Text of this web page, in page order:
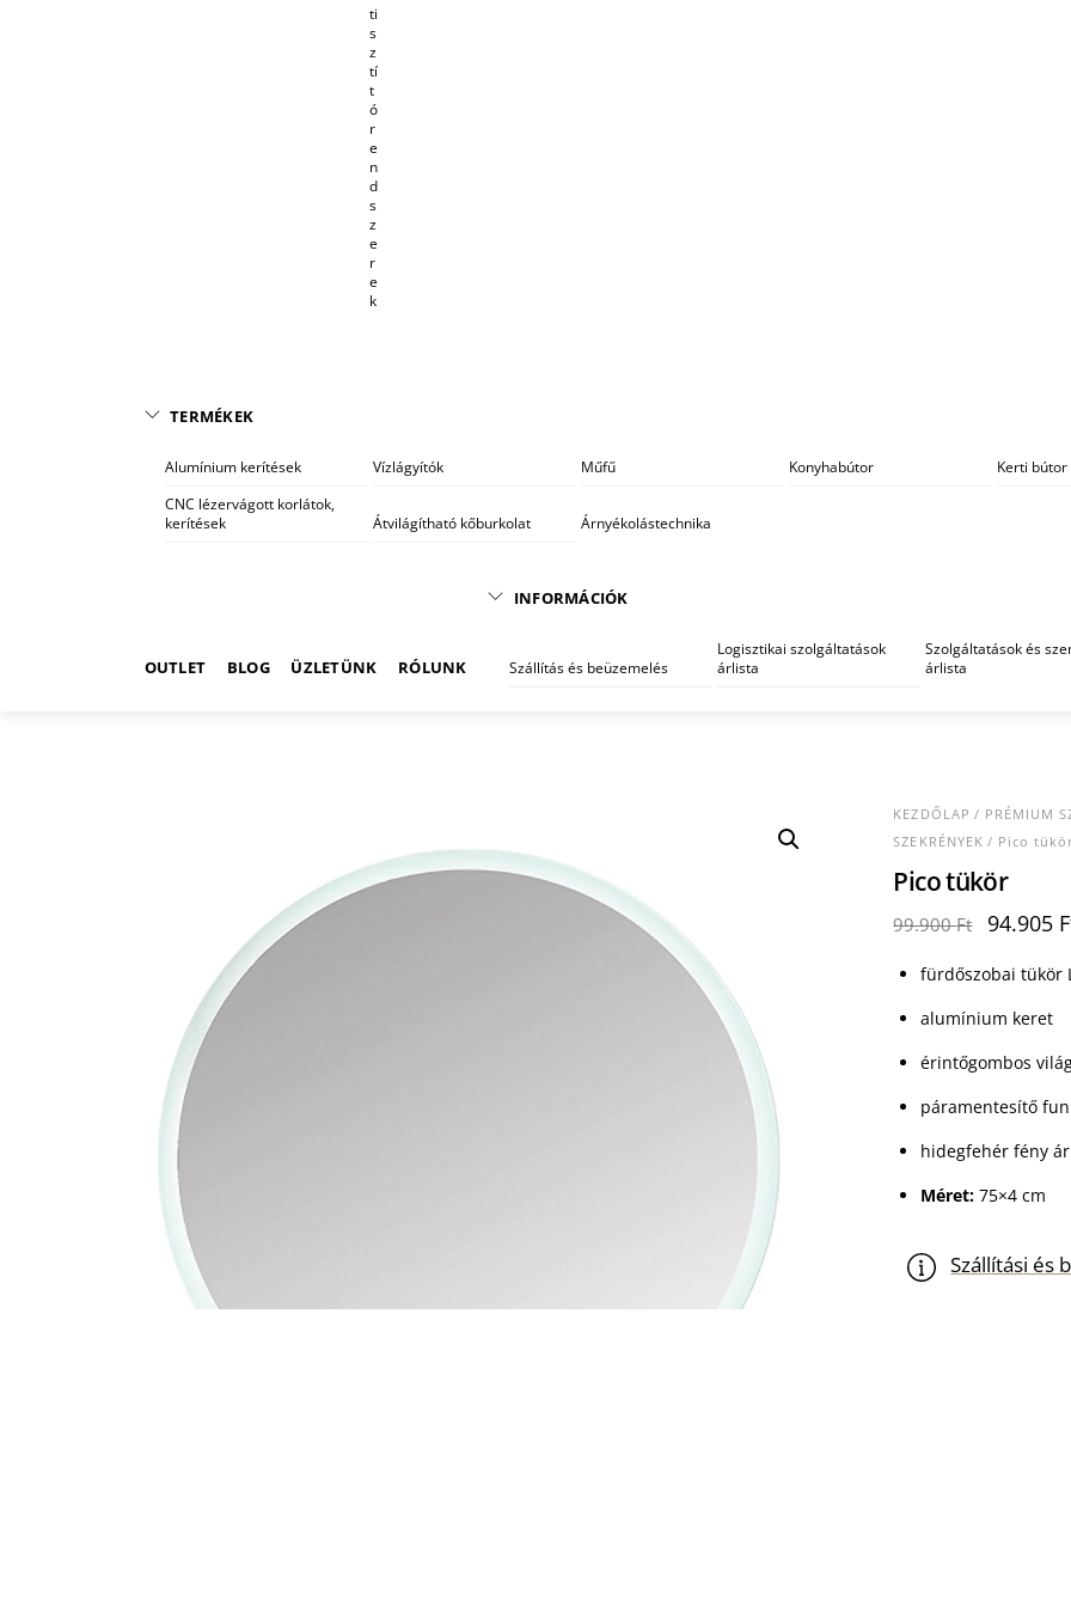
ti
s
z
tí
t
ó
r
e
n
d
s
z
e
r
e
k
TERMÉKEK
Alumínium kerítések Vízlágyítók Műfű Konyhabútor Kerti bútor
CNC lézervágott korlátok,
kerítések
Átvilágítható kőburkolat Árnyékolástechnika
OUTLET BLOG ÜZLETÜNK RÓLUNK
INFORMÁCIÓK
Szállítás és beüzemelés
Logisztikai szolgáltatások
árlista
Szolgáltatások és
árlista
KEZDŐLAP / PRÉMIUM
SZEKRÉNYEK/ Pico
Pico tükör
99.900Ft
Original
was:
99.900 Ft.
94.905
fürdőszobai tükör
alumínium keret
érintőgombos
páramentesítő
hidegfehér fény
Méret:75×4 cm
Szállítási és